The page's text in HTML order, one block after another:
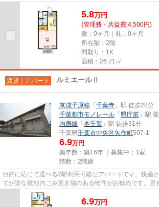
5.8万円
(管理費・共益費 4,500円)
敷：0ヶ月｜礼：0ヶ月
所在階：2階
間取り：1K
面積：26.71㎡
賃貸｜アパート ルミエールⅡ
京成千原線 「 千葉寺 」駅 徒歩28分
千葉都市モノレール 「 県庁前 」駅
内房線 「 本千葉 」駅 徒歩31分
千葉県千葉市中央区矢作町507-1
6.9万円
築年数：築16年 ｜募集中： 1室
階数：2階建
目的に応じて選べる2駅利用可能なアパートです。快適
てが楽な敷地内ごみ置き場のある物件がお勧めです。景
癒す効果があり、視力低下の恐...
6.9万円